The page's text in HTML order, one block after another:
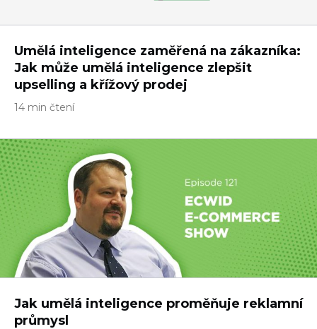
Umělá inteligence zaměřená na zákazníka:
Jak může umělá inteligence zlepšit
upselling a křížový prodej
14 min čtení
Jak umělá inteligence proměňuje reklamní
průmysl